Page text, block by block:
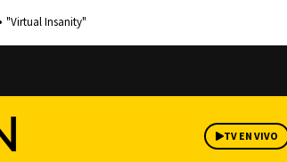
"Virtual Insanity"
TV EN VIVO